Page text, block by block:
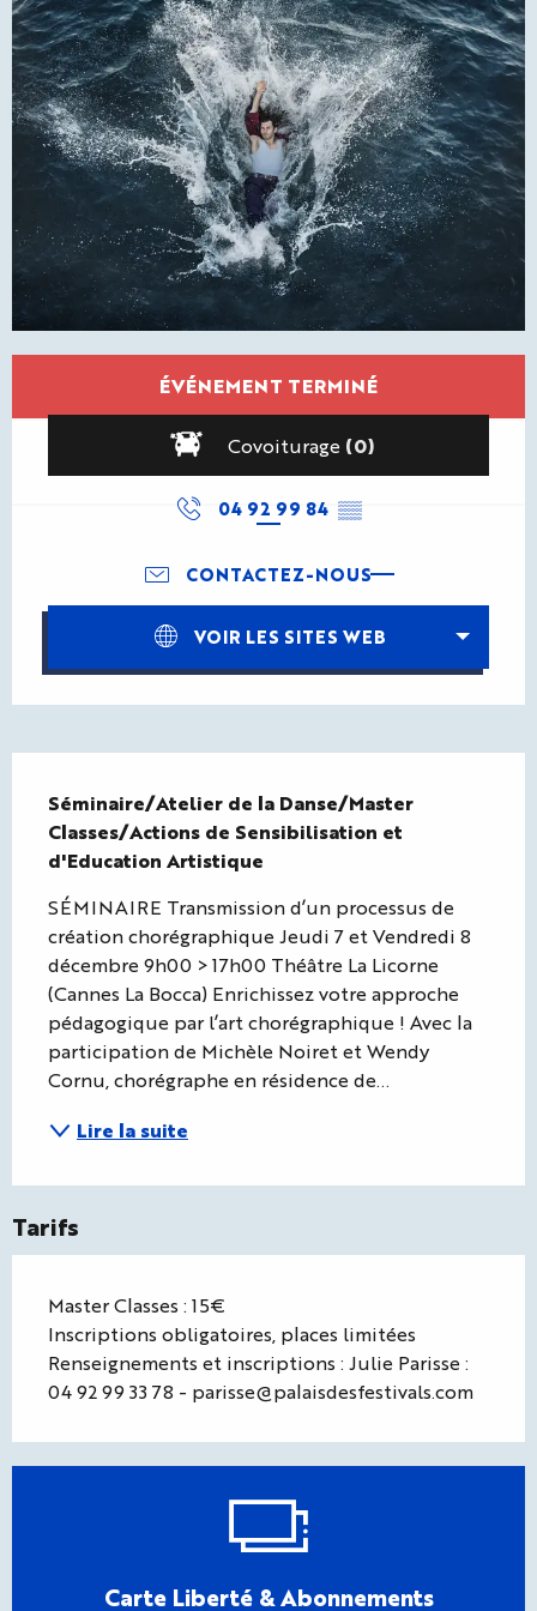
Ouverture et coordonnées
ÉVÉNEMENT TERMINÉ
Covoiturage (0)
04 92 99 84 ▒▒
CONTACTEZ-NOUS
VOIR LES SITES WEB
Séminaire/Atelier de la Danse/Master
Classes/Actions de Sensibilisation et
d'Education Artistique
SÉMINAIRE Transmission d’un processus de
création chorégraphique Jeudi 7 et Vendredi 8
décembre 9h00 > 17h00 Théâtre La Licorne
(Cannes La Bocca) Enrichissez votre approche
pédagogique par l’art chorégraphique ! Avec la
participation de Michèle Noiret et Wendy
Cornu, chorégraphe en résidence de...
Lire la suite
Tarifs
Master Classes : 15€
Inscriptions obligatoires, places limitées
Renseignements et inscriptions : Julie Parisse :
04 92 99 33 78 - parisse@palaisdesfestivals.com
Carte Liberté & Abonnements